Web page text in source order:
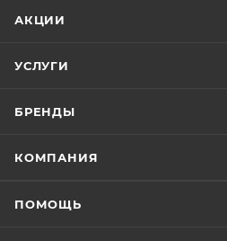
АКЦИИ
УСЛУГИ
БРЕНДЫ
КОМПАНИЯ
ПОМОЩЬ